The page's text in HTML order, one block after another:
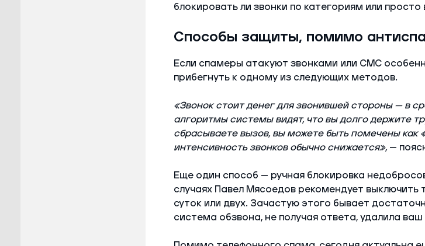
блокировать ли звонки по категориям или
Способы защиты, помимо
Если спамеры атакуют звонками или СМС
прибегнуть к одному из следующих методов.
«Звонок стоит денег для звонившей стороны — в
алгоритмы системы видят, что вы долго держите
сбрасываете вызов, вы можете быть помечены как
интенсивность звонков обычно снижается»,—
Еще один способ — ручная блокировка
случаях Павел Мясоедов рекомендует выключить
суток или двух. Зачастую этого бывает
система обзвона, не получая ответа, удалила